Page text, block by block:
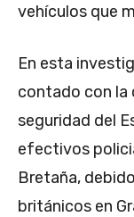
vehículos que
En esta
contado con la
seguridad del
efectivos
Bretaña,
británicos en